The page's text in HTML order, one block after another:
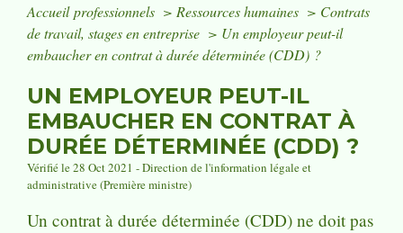
Accueil professionnels > Ressources humaines > Contrats
de travail, stages en entreprise > Un employeur peut-il
embaucher en contrat à durée déterminée (CDD) ?
UN EMPLOYEUR PEUT-IL
EMBAUCHER EN CONTRAT À
DURÉE DÉTERMINÉE (CDD) ?
Vérifié le 28 Oct 2021 - Direction de l'information légale et
administrative (Première ministre)
Un contrat à durée déterminée (CDD) ne doit pas